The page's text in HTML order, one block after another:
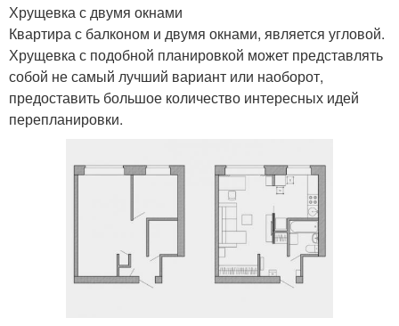
Хрущевка с двумя окнами
Квартира с балконом и двумя окнами, является угловой.
Хрущевка с подобной планировкой может представлять
собой не самый лучший вариант или наоборот,
предоставить большое количество интересных идей
перепланировки.